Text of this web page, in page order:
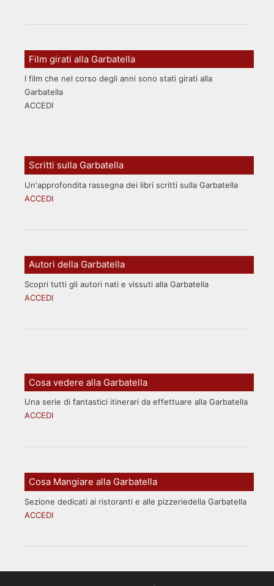
Film girati alla Garbatella
I film che nel corso degli anni sono stati girati alla
Garbatella
ACCEDI
Scritti sulla Garbatella
Un'approfondita rassegna dei libri scritti sulla Garbatella
ACCEDI
Autori della Garbatella
Scopri tutti gli autori nati e vissuti alla Garbatella
ACCEDI
Cosa vedere alla Garbatella
Una serie di fantastici itinerari da effettuare alla Garbatella
ACCEDI
Cosa Mangiare alla Garbatella
Sezione dedicati ai ristoranti e alle pizzeriedella Garbatella
ACCEDI